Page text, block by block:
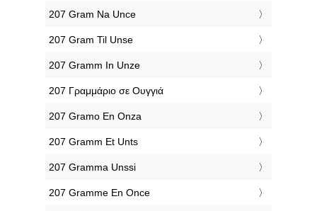
‎207 Gram Na Unce
‎207 Gram Til Unse
‎207 Gramm In Unze
‎207 Γραμμάριο σε Ουγγιά
‎207 Gramo En Onza
‎207 Gramm Et Unts
‎207 Gramma Unssi
‎207 Gramme En Once